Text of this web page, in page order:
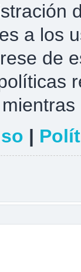
a los
de
|